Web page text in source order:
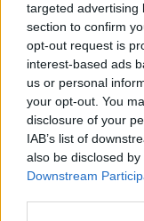
targeted advertising
section to confirm
opt-out request is
interest-based ads
us or personal
your opt-out. You
disclosure of your
IAB’s list of
also be disclosed
Downstream
Foren Archiv
Mitglieder,
gefällt
Liebe(r) Forum-
wenn Du in
Gesprächen